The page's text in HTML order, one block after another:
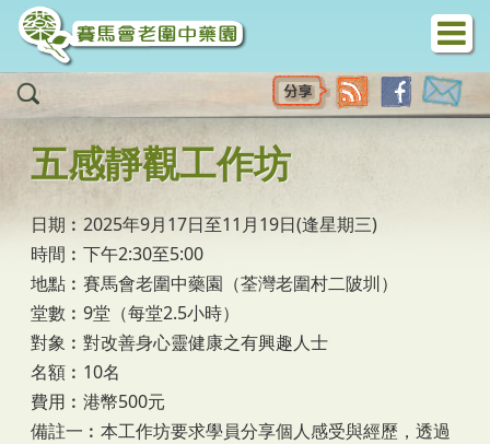
移至主內容
五感靜觀工作坊
日期︰2025年9月17日至11月19日(逢星期三)
時間︰下午2:30至5:00
地點︰賽馬會老圍中藥園（荃灣老圍村二陂圳）
堂數︰9堂（每堂2.5小時）
對象︰對改善身心靈健康之有興趣人士
名額︰10名
費用︰港幣500元
備註一︰本工作坊要求學員分享個人感受與經歷，透過